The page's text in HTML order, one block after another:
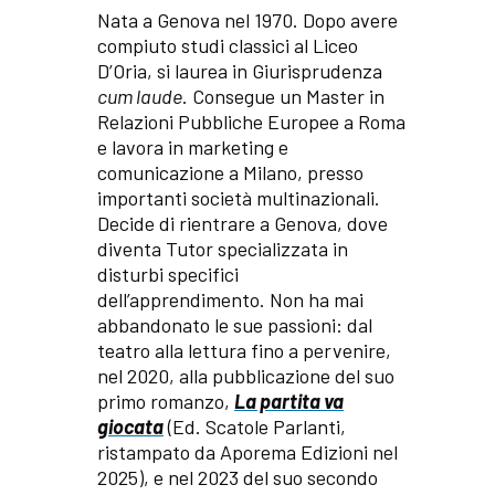
Nata a Genova nel 1970. Dopo avere
compiuto studi classici al Liceo
D’Oria, si laurea in Giurisprudenza
cum laude. Consegue un Master in
Relazioni Pubbliche Europee a Roma
e lavora in marketing e
comunicazione a Milano, presso
importanti società multinazionali.
Decide di rientrare a Genova, dove
diventa Tutor specializzata in
disturbi specifici
dell’apprendimento. Non ha mai
abbandonato le sue passioni: dal
teatro alla lettura fino a pervenire,
nel 2020, alla pubblicazione del suo
primo romanzo, La partita va
giocata(Ed. Scatole Parlanti,
ristampato da Aporema Edizioni nel
2025), e nel 2023 del suo secondo